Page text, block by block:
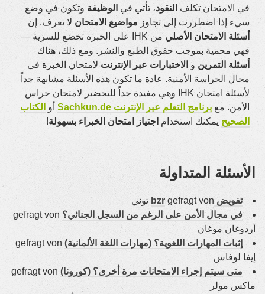
في الامتحان تكلف النقود، تأتي في الوظيفة وتكون في وضع
سيء إذا اضطررت إلى تجاوز مواضيع الامتحان لا تعرف. إن
أسئلة الامتحان الأصلي
من IHK على الخبرة تخضع للسرية —
فهي محمية بموجب حقوق الطبع والنشر. ومع ذلك، هناك
أسئلة التمرين و الاختبارات عبر الإنترنت لامتحان الخبرة في
مجال الحراسة الأمنية. عادة ما تكون هذه الأسئلة مشابهة جداً
لأسئلة امتحان IHK وهي مفيدة جداً للتحضير لامتحان حراس
الأمن. مع برنامج التعلم عبر الإنترنت Sachkun.de أو الكتاب
الصحيح يمكنك استخدام اجتياز امتحان الخبراء بسهولة!
الأسئلة المتداولة
تفويض bzr gefragt von توني
في مجال الأمن على الرغم من السجل الجنائي؟ gefragt von
أردوغان موغان
إثبات المهارات اللغوية؟ (مهارات اللغة الألمانية) gefragt von
إيفا لوفاس
متى سيتم إجراء الامتحانات مرة أخرى؟ (كورونا) gefragt von
ماكس مولر